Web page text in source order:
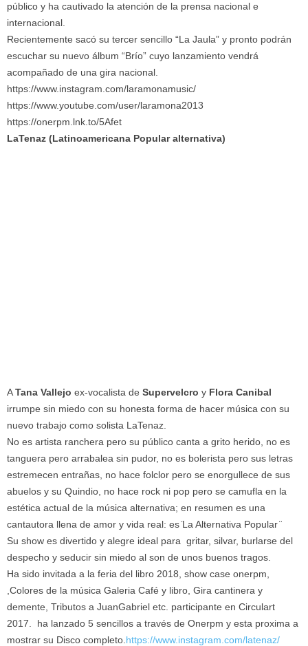
público y ha cautivado la atención de la prensa nacional e
internacional.
Recientemente sacó su tercer sencillo “La Jaula” y pronto podrán
escuchar su nuevo álbum “Brío” cuyo lanzamiento vendrá
acompañado de una gira nacional.
https://www.instagram.com/laramonamusic/
https://www.youtube.com/user/laramona2013
https://onerpm.lnk.to/5Afet
LaTenaz (Latinoamericana Popular alternativa)
ATana Vallejo ex-vocalista de Supervelcro y Flora Canibal
irrumpe sin miedo con su honesta forma de hacer música con su
nuevo trabajo como solista LaTenaz.
No es artista ranchera pero su público canta a grito herido, no es
tanguera pero arrabalea sin pudor, no es bolerista pero sus letras
estremecen entrañas, no hace folclor pero se enorgullece de sus
abuelos y su Quindio, no hace rock ni pop pero se camufla en la
estética actual de la música alternativa; en resumen es una
cantautora llena de amor y vida real: es ̈La Alternativa Popular ̈
Su show es divertido y alegre ideal para gritar, silvar, burlarse del
despecho y seducir sin miedo al son de unos buenos tragos.
Ha sido invitada a la feria del libro 2018, show case onerpm,
,Colores de la música Galeria Café y libro, Gira cantinera y
demente, Tributos a JuanGabriel etc. participante en Circulart
2017. ha lanzado 5 sencillos a través de Onerpm y esta proxima a
mostrar su Disco completo. https://www.instagram.com/latenaz/